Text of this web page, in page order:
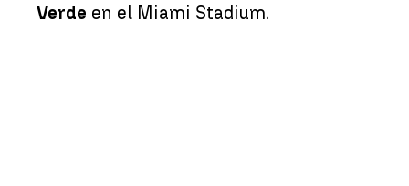
Verde en el Miami Stadium.